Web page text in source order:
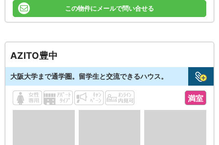
この物件にメールで問い合せる
AZITO豊中
大阪大学まで通学圏。留学生と交流できるハウス。
満室